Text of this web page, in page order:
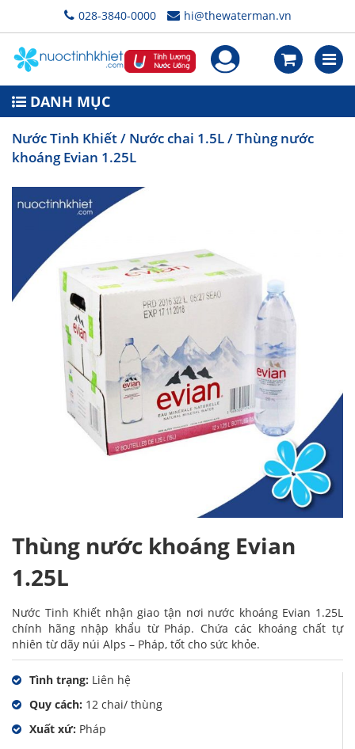
028-3840-0000 hi@thewaterman.vn
DANH MỤC
Nước Tinh Khiết/ Nước chai 1.5L/ Thùng nước
khoáng Evian 1.25L
Thùng nước khoáng Evian
1.25L
Nước Tinh Khiết nhận giao tận nơi nước khoáng Evian 1.25L
chính hãng nhập khẩu từ Pháp. Chứa các khoáng chất tự
nhiên từ dãy núi Alps – Pháp, tốt cho sức khỏe.
Tình trạng: Liên hệ
Quy cách: 12 chai/ thùng
Xuất xứ: Pháp